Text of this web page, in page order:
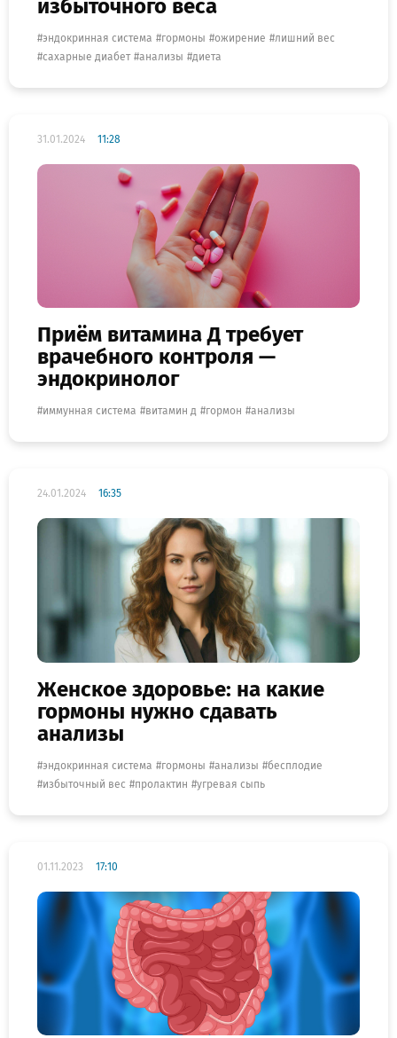
избыточного веса
эндокринная система гормоны ожирение
лишний вес
сахарные диабет
анализы диета
31.01.2024 11:28
Приём витамина Д требует
врачебного контроля —
эндокринолог
иммунная система витамин д гормон анализы
24.01.2024 16:35
Женское здоровье: на какие
гормоны нужно сдавать
анализы
эндокринная система гормоны анализы
бесплодие
избыточный вес
пролактин угревая сыпь
01.11.2023 17:10